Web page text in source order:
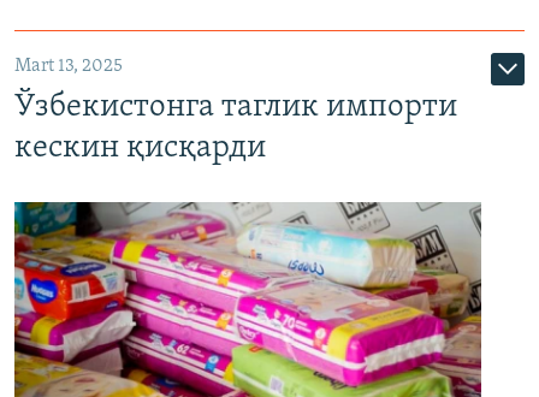
Mart 13, 2025
Ўзбекистонга таглик импорти
кескин қисқарди